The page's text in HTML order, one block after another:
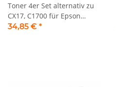
Toner 4er Set alternativ zu
CX17, C1700 für Epson
Drucker
34,85 € *